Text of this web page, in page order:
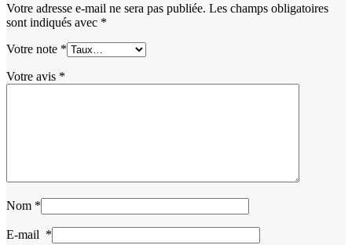
Votre adresse e-mail ne sera pas publiée. Les champs obligatoires
sont indiqués avec *
Votre note *
Votre avis *
Nom *
E-mail *